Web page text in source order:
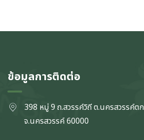
ข้อมูลการติดต่อ
398 หมู่ 9 ถ.สวรรค์วิถี ต.นครสวรรค์ตก
จ.นครสวรรค์60000